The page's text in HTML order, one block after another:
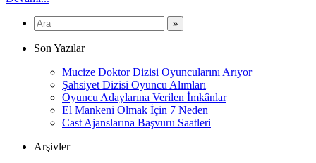
Son Yazılar
Mucize Doktor Dizisi Oyuncularını Arıyor
Şahsiyet Dizisi Oyuncu Alımları
Oyuncu Adaylarına Verilen İmkânlar
El Mankeni Olmak İçin 7 Neden
Cast Ajanslarına Başvuru Saatleri
Arşivler